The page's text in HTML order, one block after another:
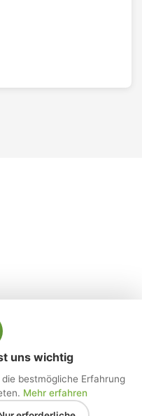
uns wichtig
bestmögliche Erfahrung
Mehr erfahren